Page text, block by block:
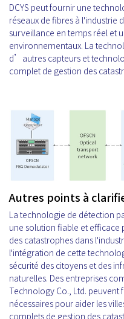
DCYS peut fournir une
réseaux de fibres à l'industrie
surveillance en temps réel et
environnementaux. La
d’autres capteurs et
complet de gestion des
Autres points à
La technologie de détection
une solution fiable et efficace
des catastrophes dans
l'intégration de cette
sécurité des citoyens et des
naturelles. Des entreprises
Technology Co., Ltd.
nécessaires pour aider les
complets de gestion des